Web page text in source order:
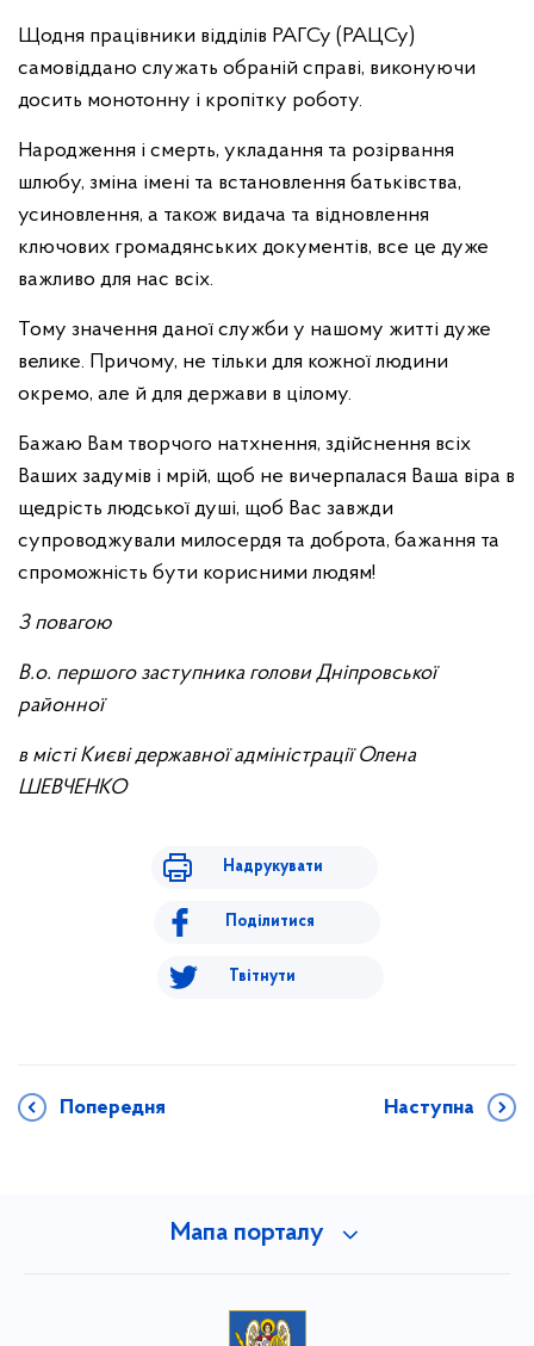
Щодня працівники відділів РАГСу (РАЦСу)
самовіддано служать обраній справі, виконуючи
досить монотонну і кропітку роботу.
Народження і смерть, укладання та розірвання
шлюбу, зміна імені та встановлення батьківства,
усиновлення, а також видача та відновлення
ключових громадянських документів, все це дуже
важливо для нас всіх.
Тому значення даної служби у нашому житті дуже
велике. Причому, не тільки для кожної людини
окремо, але й для держави в цілому.
Бажаю Вам творчого натхнення, здійснення всіх
Ваших задумів і мрій, щоб не вичерпалася Ваша віра в
щедрість людської душі, щоб Вас завжди
супроводжували милосердя та доброта, бажання та
спроможність бути корисними людям!
З повагою
В.о. першого заступника голови Дніпровської
районної
в місті Києві державної адміністрації Олена
ШЕВЧЕНКО
Надрукувати
Поділитися
Твітнути
Попередня Наступна
Мапа порталу